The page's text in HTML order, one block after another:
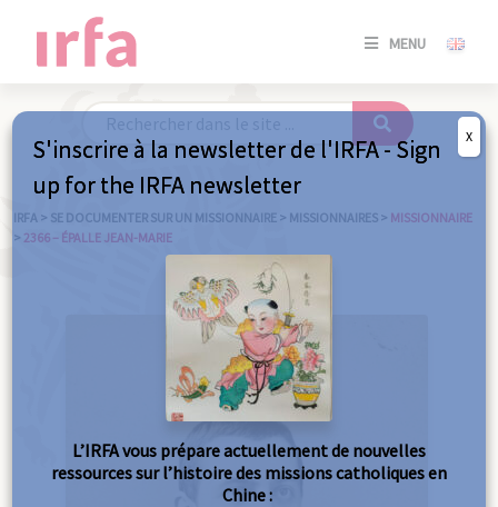
MENU
SE
/
IRFA > SE DOCUMENTER SUR UN MISSIONNAIRE > MISSIONNAIRES > MISSIONNAIRE
> 2366 – ÉPALLE JEAN-MARIE
S'inscrire à la newsletter de l'IRFA - Sign
up for the IRFA newsletter
L’IRFA vous prépare actuellement de nouvelles
ressources sur l’histoire des missions catholiques en
Chine :
X